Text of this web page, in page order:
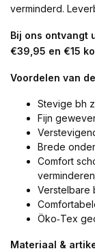
verminderd.
Bij ons ontvangt
€39,95 en €15
Voordelen van
Stevige bh
Fijn
Brede
Comfort
verminderen
Verstelbare
Öko‑Tex
Materiaal &